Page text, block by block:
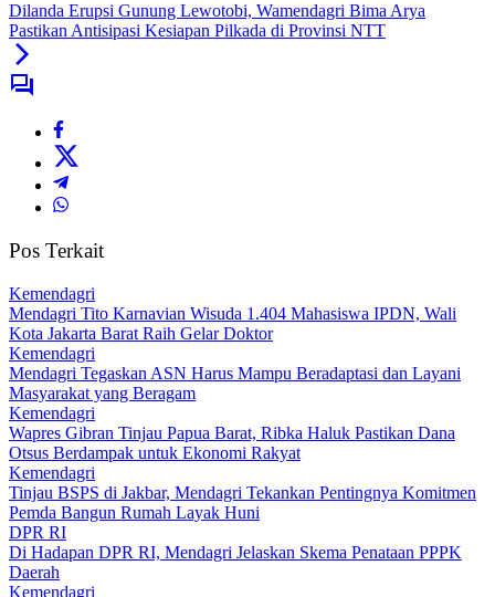
Dilanda Erupsi Gunung Lewotobi, Wamendagri Bima Arya
Pastikan Antisipasi Kesiapan Pilkada di Provinsi NTT
Pos Terkait
Kemendagri
Mendagri Tito Karnavian Wisuda 1.404 Mahasiswa IPDN, Wali
Kota Jakarta Barat Raih Gelar Doktor
Kemendagri
Mendagri Tegaskan ASN Harus Mampu Beradaptasi dan Layani
Masyarakat yang Beragam
Kemendagri
Wapres Gibran Tinjau Papua Barat, Ribka Haluk Pastikan Dana
Otsus Berdampak untuk Ekonomi Rakyat
Kemendagri
Tinjau BSPS di Jakbar, Mendagri Tekankan Pentingnya Komitmen
Pemda Bangun Rumah Layak Huni
DPR RI
Di Hadapan DPR RI, Mendagri Jelaskan Skema Penataan PPPK
Daerah
Kemendagri